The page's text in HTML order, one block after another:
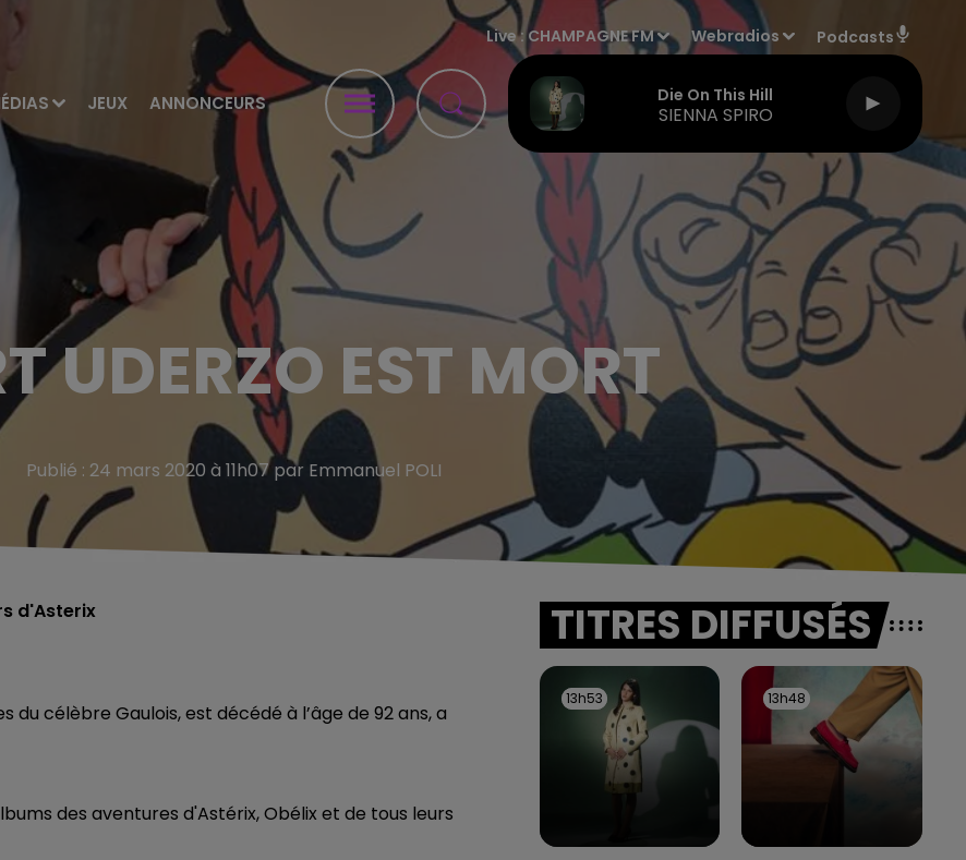
JEUX ANNONCEURS
Live :CHAMPAGNE FM Webradios Podcasts
Die On This Hill
SIENNA SPIRO
UDERZO EST MORT
Publié : 24 mars 2020 à 11h07 par Emmanuel POLI
d'Asterix
célèbre Gaulois, est décédé à l’âge de 92 ans, a
des aventures d'Astérix, Obélix et de tous leurs
TITRES DIFFUSÉS
13h53
13h53 13h48
13h48